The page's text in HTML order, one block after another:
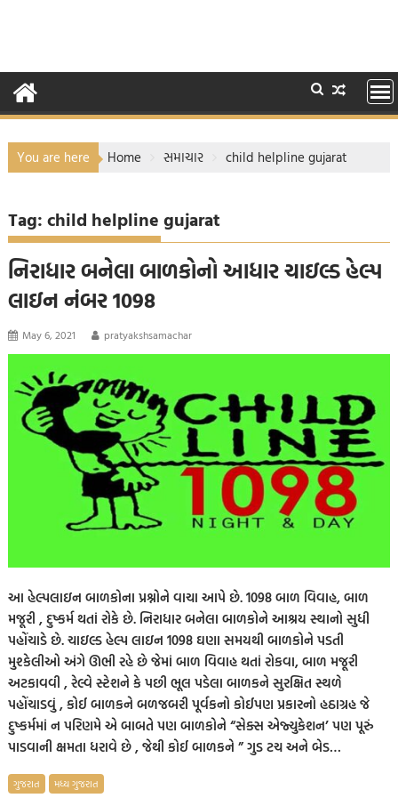
You are here Home સમાચાર child helpline gujarat
Tag:child helpline gujarat
નિરાધાર બનેલા બાળકોનો આધાર ચાઇલ્ડ હેલ્પ
લાઇન નંબર 1098
May 6, 2021 pratyakshsamachar
આ હેલ્પલાઇન બાળકોના પ્રશ્નોને વાચા આપે છે. 1098 બાળ વિવાહ, બાળ
મજૂરી , દુષ્કર્મ થતાં રોકે છે. નિરાધાર બનેલા બાળકોને આશ્રય સ્થાનો સુધી
પહોંચાડે છે. ચાઇલ્ડ હેલ્પ લાઇન 1098 ઘણા સમયથી બાળકોને પડતી
મુશ્કેલીઓ અંગે ઊભી રહે છે જેમાં બાળ વિવાહ થતાં રોકવા, બાળ મજૂરી
અટકાવવી , રેલ્વે સ્ટેશને કે પછી ભૂલ પડેલા બાળકને સુરક્ષિત સ્થળે
પહોંચાડવું , કોઈ બાળકને બળજબરી પૂર્વકનો કોઈપણ પ્રકારનો હઠાગ્રહ જે
દુષ્કર્મમાં ન પરિણમે એ બાબતે પણ બાળકોને “સેક્સ એજ્યુકેશન’ પણ પૂરું
પાડવાની ક્ષમતા ધરાવે છે , જેથી કોઈ બાળકને ” ગુડ ટચ અને બેડ…
ગુજરાત મધ્ય ગુજરાત